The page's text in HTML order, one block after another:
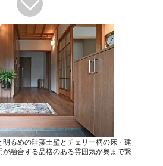
明るめの珪藻土壁とチェリー柄の床・建
融合する品格のある雰囲気が奥まで繋